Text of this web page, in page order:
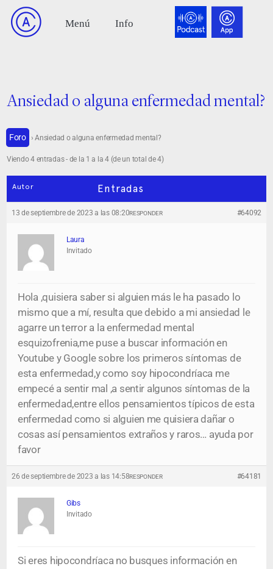
Ansiedad o alguna enfermedad mental?
Foro › Ansiedad o alguna enfermedad mental?
Viendo 4 entradas - de la 1 a la 4 (de un total de 4)
Autor Entradas
13 de septiembre de 2023 a las 08:20 #64092
RESPONDER
Laura
Invitado
Hola ,quisiera saber si alguien más le ha pasado lo
mismo que a mí, resulta que debido a mi ansiedad le
agarre un terror a la enfermedad mental
esquizofrenia,me puse a buscar información en
Youtube y Google sobre los primeros síntomas de
esta enfermedad,y como soy hipocondríaca me
empecé a sentir mal ,a sentir algunos síntomas de la
enfermedad,entre ellos pensamientos típicos de esta
enfermedad como si alguien me quisiera dañar o
cosas así pensamientos extraños y raros… ayuda por
favor
26 de septiembre de 2023 a las 14:58 #64181
RESPONDER
Gibs
Invitado
Si eres hipocondríaca no busques información en